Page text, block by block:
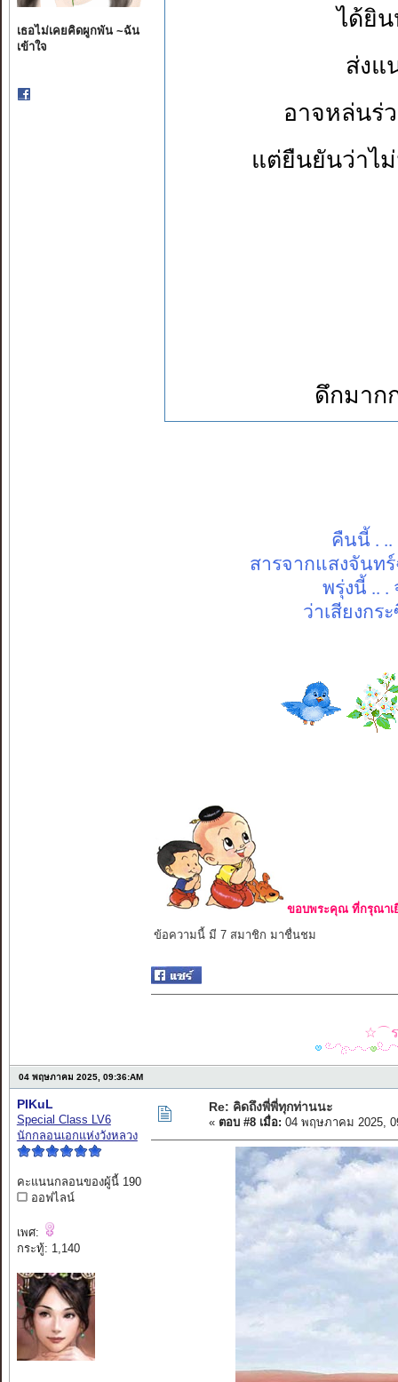
เธอไม่เคยคิดผูกพัน ~ฉัน
เข้าใจ
ได้ยิน
ส่งแ
อาจหล่นร่
แต่ยืนยันว่าไ
ดึกมาก
คืนนี้ .
สารจากแสงจันทร์
พรุ่งนี้ ..
ว่าเสียงกร
ขอบพระคุณ ที่กรุณาเ
ข้อความนี้ มี 7 สมาชิก มาชื่นชม
☆⌒ร
04 พฤษภาคม 2025, 09:36:AM
PIKuL
Special Class LV6
นักกลอนเอกแห่งวังหลวง
คะแนนกลอนของผู้นี้ 190
ออฟไลน์
เพศ:
กระทู้: 1,140
Re: คิดถึงพี่พี่ทุกท่านนะ
« ตอบ #8 เมื่อ: 04 พฤษภาคม 2025,